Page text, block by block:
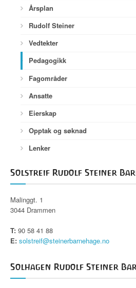
Årsplan
Rudolf Steiner
Vedtekter
Pedagogikk
Fagområder
Ansatte
Eierskap
Opptak og søknad
Lenker
Solstreif Rudolf Steiner
Malinggt. 1
3044 Drammen
T:90 58 41 88
E: solstreif@steinerbarnehage.no
Solhagen Rudolf Steiner